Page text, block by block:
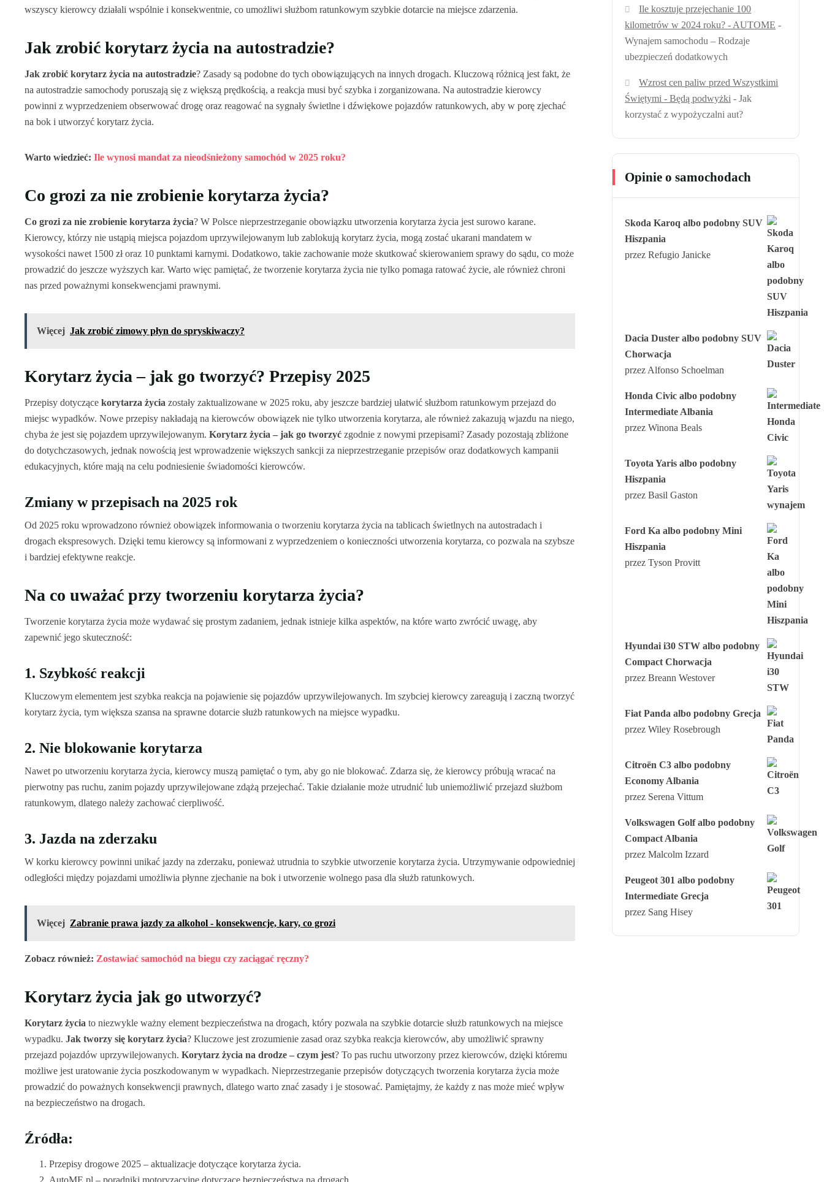
wszyscy kierowcy działali wspólnie i konsekwentnie, co umożliwi służbom ratunkowym szybkie dotarcie na miejsce zdarzenia.
Jak zrobić korytarz życia na autostradzie?
Jak zrobić korytarz życia na autostradzie? Zasady są podobne do tych obowiązujących na innych drogach. Kluczową różnicą jest fakt, że
na autostradzie samochody poruszają się z większą prędkością, a reakcja musi być szybka i zorganizowana. Na autostradzie kierowcy
powinni z wyprzedzeniem obserwować drogę oraz reagować na sygnały świetlne i dźwiękowe pojazdów ratunkowych, aby w porę zjechać
na bok i utworzyć korytarz życia.
Warto wiedzieć: Ile wynosi mandat za nieodśnieżony samochód w 2025 roku?
Co grozi za nie zrobienie korytarza życia?
Co grozi za nie zrobienie korytarza życia? W Polsce nieprzestrzeganie obowiązku utworzenia korytarza życia jest surowo karane.
Kierowcy, którzy nie ustąpią miejsca pojazdom uprzywilejowanym lub zablokują korytarz życia, mogą zostać ukarani mandatem w
wysokości nawet 1500 zł oraz 10 punktami karnymi. Dodatkowo, takie zachowanie może skutkować skierowaniem sprawy do sądu, co może
prowadzić do jeszcze wyższych kar. Warto więc pamiętać, że tworzenie korytarza życia nie tylko pomaga ratować życie, ale również chroni
nas przed poważnymi konsekwencjami prawnymi.
Więcej Jak zrobić zimowy płyn do spryskiwaczy?
Korytarz życia – jak go tworzyć? Przepisy 2025
Przepisy dotyczące korytarza życia zostały zaktualizowane w 2025 roku, aby jeszcze bardziej ułatwić służbom ratunkowym przejazd do
miejsc wypadków. Nowe przepisy nakładają na kierowców obowiązek nie tylko utworzenia korytarza, ale również zakazują wjazdu na niego,
chyba że jest się pojazdem uprzywilejowanym. Korytarz życia – jak go tworzyć zgodnie z nowymi przepisami? Zasady pozostają zbliżone
do dotychczasowych, jednak nowością jest wprowadzenie większych sankcji za nieprzestrzeganie przepisów oraz dodatkowych kampanii
edukacyjnych, które mają na celu podniesienie świadomości kierowców.
Zmiany w przepisach na 2025 rok
Od 2025 roku wprowadzono również obowiązek informowania o tworzeniu korytarza życia na tablicach świetlnych na autostradach i
drogach ekspresowych. Dzięki temu kierowcy są informowani z wyprzedzeniem o konieczności utworzenia korytarza, co pozwala na szybsze
i bardziej efektywne reakcje.
Na co uważać przy tworzeniu korytarza życia?
Tworzenie korytarza życia może wydawać się prostym zadaniem, jednak istnieje kilka aspektów, na które warto zwrócić uwagę, aby
zapewnić jego skuteczność:
1. Szybkość reakcji
Kluczowym elementem jest szybka reakcja na pojawienie się pojazdów uprzywilejowanych. Im szybciej kierowcy zareagują i zaczną tworzyć
korytarz życia, tym większa szansa na sprawne dotarcie służb ratunkowych na miejsce wypadku.
2. Nie blokowanie korytarza
Nawet po utworzeniu korytarza życia, kierowcy muszą pamiętać o tym, aby go nie blokować. Zdarza się, że kierowcy próbują wracać na
pierwotny pas ruchu, zanim pojazdy uprzywilejowane zdążą przejechać. Takie działanie może utrudnić lub uniemożliwić przejazd służbom
ratunkowym, dlatego należy zachować cierpliwość.
3. Jazda na zderzaku
W korku kierowcy powinni unikać jazdy na zderzaku, ponieważ utrudnia to szybkie utworzenie korytarza życia. Utrzymywanie odpowiedniej
odległości między pojazdami umożliwia płynne zjechanie na bok i utworzenie wolnego pasa dla służb ratunkowych.
Więcej Zabranie prawa jazdy za alkohol - konsekwencje, kary, co grozi
Zobacz również: Zostawiać samochód na biegu czy zaciągać ręczny?
Korytarz życia jak go utworzyć?
Korytarz życia to niezwykle ważny element bezpieczeństwa na drogach, który pozwala na szybkie dotarcie służb ratunkowych na miejsce
wypadku. Jak tworzy się korytarz życia? Kluczowe jest zrozumienie zasad oraz szybka reakcja kierowców, aby umożliwić sprawny
przejazd pojazdów uprzywilejowanych. Korytarz życia na drodze – czym jest? To pas ruchu utworzony przez kierowców, dzięki któremu
możliwe jest uratowanie życia poszkodowanym w wypadkach. Nieprzestrzeganie przepisów dotyczących tworzenia korytarza życia może
prowadzić do poważnych konsekwencji prawnych, dlatego warto znać zasady i je stosować. Pamiętajmy, że każdy z nas może mieć wpływ
na bezpieczeństwo na drogach.
Źródła:
Przepisy drogowe 2025 – aktualizacje dotyczące korytarza życia.
Ile kosztuje przejechanie 100
kilometrów w 2024 roku? - AUTOME -
Wynajem samochodu – Rodzaje
ubezpieczeń dodatkowych
Wzrost cen paliw przed Wszystkimi
Świętymi - Będą podwyżki - Jak
korzystać z wypożyczalni aut?
Opinie o samochodach
Skoda Karoq albo podobny SUV
Hiszpania
przez Refugio Janicke
Dacia Duster albo podobny SUV
Chorwacja
przez Alfonso Schoelman
Honda Civic albo podobny
Intermediate Albania
przez Winona Beals
Toyota Yaris albo podobny
Hiszpania
przez Basil Gaston
Ford Ka albo podobny Mini
Hiszpania
przez Tyson Provitt
Hyundai i30 STW albo podobny
Compact Chorwacja
przez Breann Westover
Fiat Panda albo podobny Grecja
przez Wiley Rosebrough
Citroën C3 albo podobny
Economy Albania
przez Serena Vittum
Volkswagen Golf albo podobny
Compact Albania
przez Malcolm Izzard
Peugeot 301 albo podobny
Intermediate Grecja
przez Sang Hisey